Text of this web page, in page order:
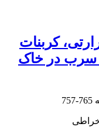
کربنات
سرب در خاک
765-757